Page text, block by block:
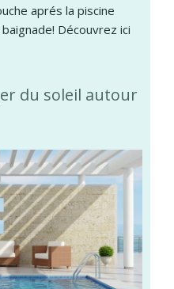
aprés la piscine
Découvrez ici
du soleil autour